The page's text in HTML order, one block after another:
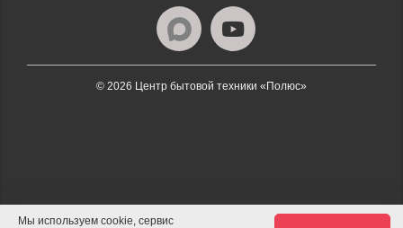
© 2026 Центр бытовой техники «Полюс»
Мы используем cookie, сервис